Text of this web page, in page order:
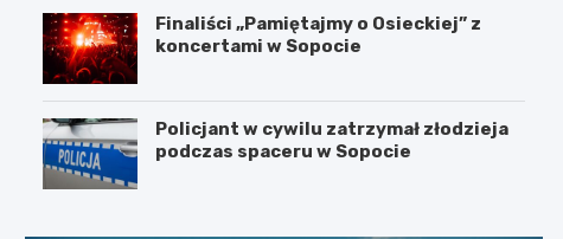
Finaliści „Pamiętajmy o Osieckiej” z
koncertami w Sopocie
Policjant w cywilu zatrzymał złodzieja
podczas spaceru w Sopocie